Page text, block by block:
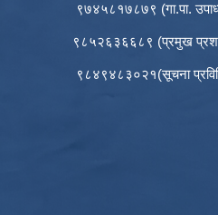
९७४५८१७८७९ (गा.पा.
९८५२६३६६८९ (प्रमुख
९८४९४८३०२१(सूचना